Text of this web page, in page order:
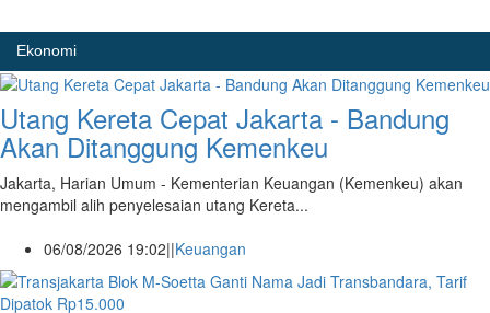
Ekonomi
Utang Kereta Cepat Jakarta - Bandung
Akan Ditanggung Kemenkeu
Jakarta, Harian Umum - Kementerian Keuangan (Kemenkeu) akan
mengambil alih penyelesaian utang Kereta...
06/08/2026 19:02||Keuangan